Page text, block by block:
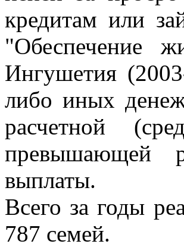
кредитам или
"Обеспечение
Ингушетия
либо иных
расчетной
превышающей
выплаты.
Всего за годы
787 семей.